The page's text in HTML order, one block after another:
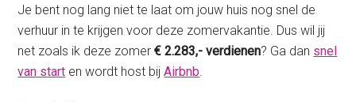
Je bent nog lang niet te laat om jouw huis nog snel de
verhuur in te krijgen voor deze zomervakantie. Dus wil jij
net zoals ik deze zomer€ 2.283,- verdienen? Ga dan snel
van start en wordt host bijAirbnb.